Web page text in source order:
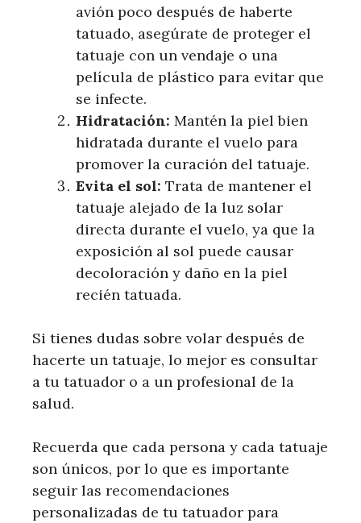
avión poco después de haberte
tatuado, asegúrate de proteger el
tatuaje con un vendaje o una
película de plástico para evitar que
se infecte.
Hidratación: Mantén la piel bien
hidratada durante el vuelo para
promover la curación del tatuaje.
Evita el sol: Trata de mantener el
tatuaje alejado de la luz solar
directa durante el vuelo, ya que la
exposición al sol puede causar
decoloración y daño en la piel
recién tatuada.
Si tienes dudas sobre volar después de
hacerte un tatuaje, lo mejor es consultar
a tu tatuador o a un profesional de la
salud.
Recuerda que cada persona y cada tatuaje
son únicos, por lo que es importante
seguir las recomendaciones
personalizadas de tu tatuador para